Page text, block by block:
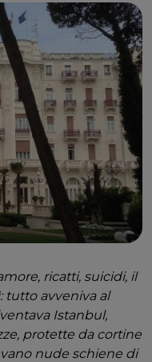
ricatti, suicidi, il
tutto avveniva al
Istanbul,
protette da cortine
nude schiene di